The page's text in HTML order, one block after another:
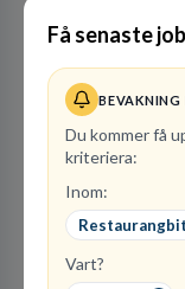
Få senaste
Du kommer få
kriteriera:
Inom:
Vart?